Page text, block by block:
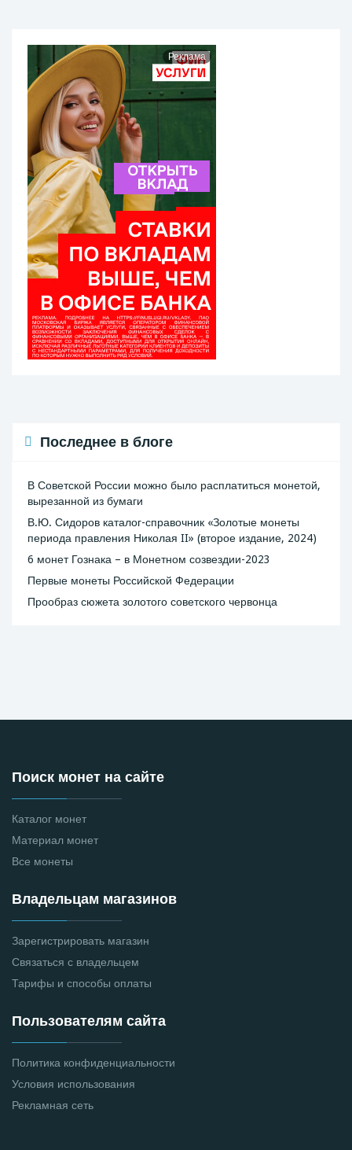
Реклама
Последнее в блоге
В Советской России можно было расплатиться монетой,
вырезанной из бумаги
В.Ю. Сидоров каталог-справочник «Золотые монеты
периода правления Николая II» (второе издание, 2024)
6 монет Гознака – в Монетном созвездии-2023
Первые монеты Российской Федерации
Прообраз сюжета золотого советского червонца
Поиск монет на сайте
Каталог монет
Материал монет
Все монеты
Владельцам магазинов
Зарегистрировать магазин
Связаться с владельцем
Тарифы и способы оплаты
Пользователям сайта
Политика конфиденциальности
Условия использования
Рекламная сеть